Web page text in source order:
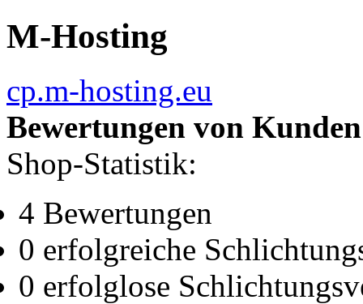
M-Hosting
cp.m-hosting.eu
Bewertungen von
Shop-Statistik:
4 Bewertungen
0 erfolgreiche
0 erfolglose